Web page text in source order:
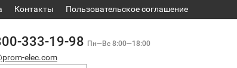
Контакты ​Пользовательское соглашение
333-19-98 Пн—Вс 8:00—18:00
elec.com